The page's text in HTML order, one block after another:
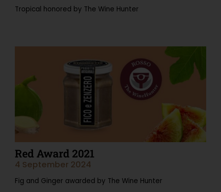
Tropical honored by The Wine Hunter
Red Award 2021
4 September 2024
Fig and Ginger awarded by The Wine Hunter